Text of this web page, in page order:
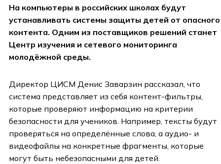
На компьютеры в российских школах будут
устанавливать системы защиты детей от опасного
контента. Одним из поставщиков решений станет
Центр изучения и сетевого мониторинга
молодёжной среды.
Директор ЦИСМ Денис Заварзин рассказал, что
система представляет из себя контент-фильтры,
которые проверяют информацию на критерии
безопасности для учеников. Например, тексты будут
проверяться на определённые слова, а аудио- и
видеофайлы на конкретные фрагменты, которые
могут быть небезопасными для детей.